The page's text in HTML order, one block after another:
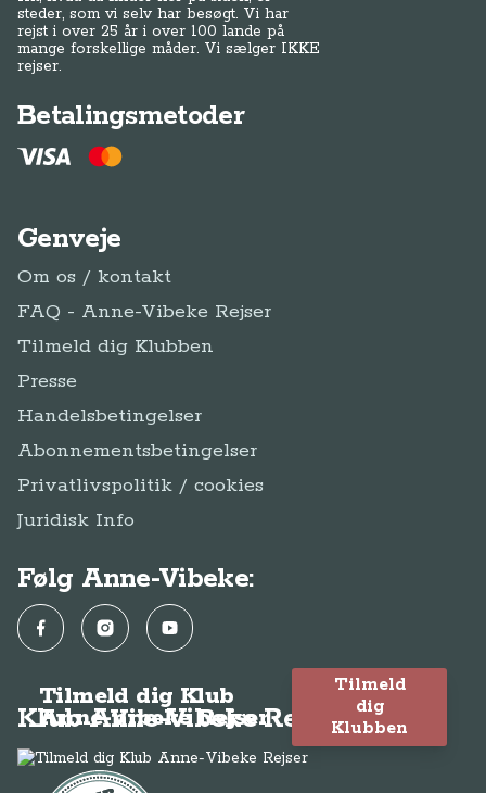
steder, som vi selv har besøgt. Vi har
rejst i over 25 år i over 100 lande på
mange forskellige måder. Vi sælger IKKE
rejser.
Betalingsmetoder
Genveje
Om os / kontakt
FAQ - Anne-Vibeke Rejser
Tilmeld dig Klubben
Presse
Handelsbetingelser
Abonnementsbetingelser
Privatlivspolitik / cookies
Juridisk Info
Følg Anne-Vibeke:
FacebookInstagramYouTube
Klub Anne-Vibeke Rejser
Tilmeld dig Klub
Anne-Vibeke Rejser
Tilmeld
dig
Klubben